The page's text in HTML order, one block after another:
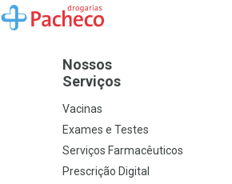
Ir para a Home
Nossos
Serviços
Vacinas
Exames e Testes
Serviços Farmacêuticos
Prescrição Digital